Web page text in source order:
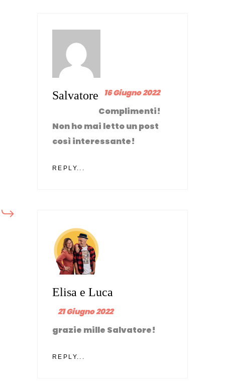
Salvatore 16 Giugno 2022
Complimenti!
Non ho mai letto un post
così interessante!
REPLY...
Elisa e Luca
21 Giugno 2022
grazie mille Salvatore!
REPLY...